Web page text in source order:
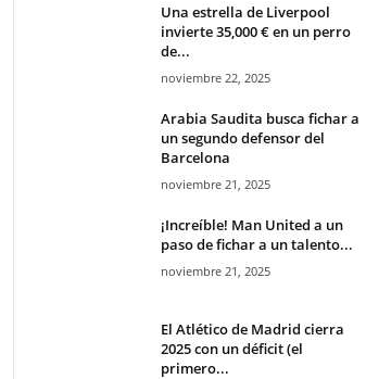
Una estrella de Liverpool
invierte 35,000 € en un perro
de...
noviembre 22, 2025
Arabia Saudita busca fichar a
un segundo defensor del
Barcelona
noviembre 21, 2025
¡Increíble! Man United a un
paso de fichar a un talento...
noviembre 21, 2025
El Atlético de Madrid cierra
2025 con un déficit (el
primero...